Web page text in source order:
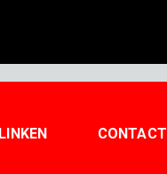
LINKEN CONTACT